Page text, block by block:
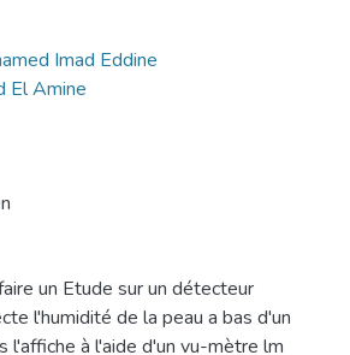
Imad Eddine
El Amine
un Etude sur un détecteur
l'humidité de la peau a bas d'un
l'affiche à l'aide d'un vu-mètre lm